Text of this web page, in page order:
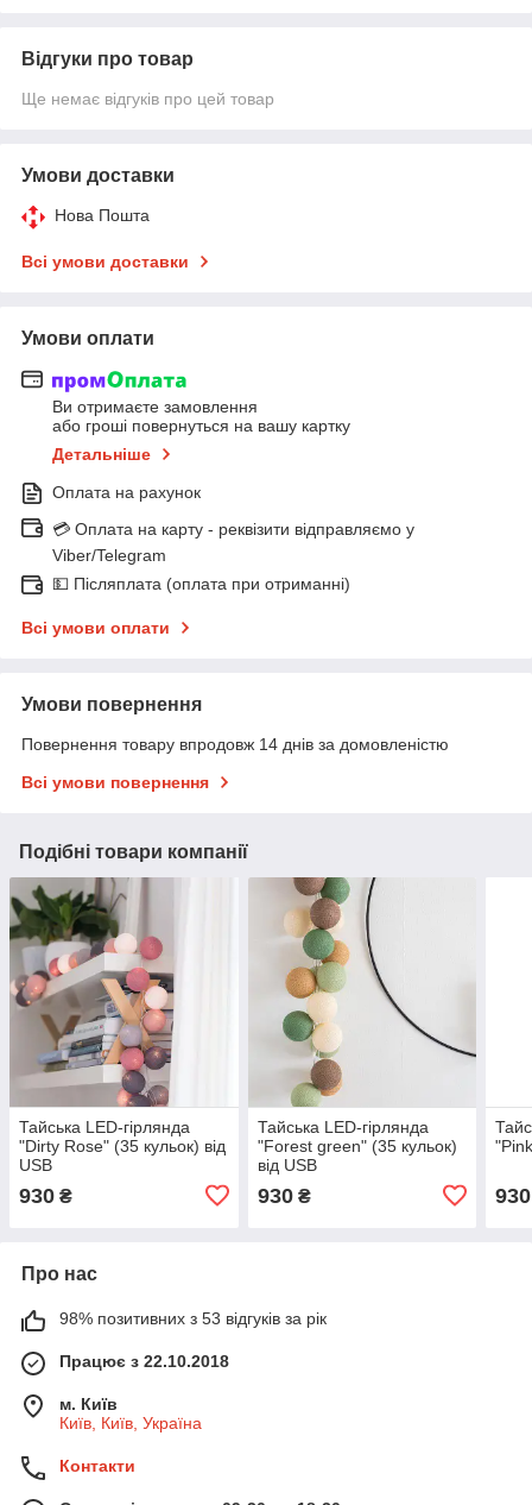
Відгуки про товар
Ще немає відгуків про цей товар
Умови доставки
Нова Пошта
Всі умови доставки
Умови оплати
Ви отримаєте замовлення
або гроші повернуться на вашу картку
Детальніше
Оплата на рахунок
💳 Оплата на карту - реквізити відправляємо у
Viber/Telegram
💵 Післяплата (оплата при отриманні)
Всі умови оплати
Умови повернення
Повернення товару впродовж 14 днів за домовленістю
Всі умови повернення
Подібні товари компанії
Тайська LED-гірлянда
"Dirty Rose" (35 кульок) від
USB
930 ₴
Тайська LED-гірлянда
"Forest green" (35 кульок)
від USB
930₴ 930
Про нас
98% позитивних з 53 відгуків за рік
Працює з 22.10.2018
м. Київ
Київ, Київ, Україна
Контакти